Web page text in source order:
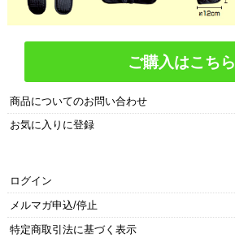
ご購入はこちら
商品についてのお問い合わせ
お気に入りに登録
ログイン
メルマガ申込/停止
特定商取引法に基づく表示